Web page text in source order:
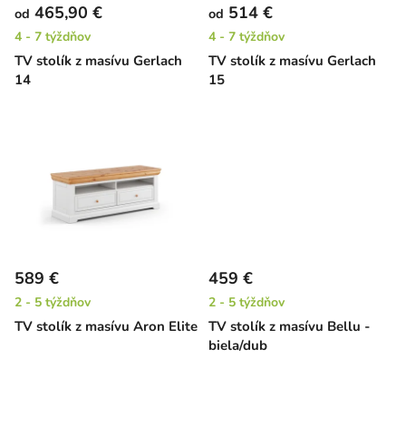
o
d
u
TV stolík z masívu Gerlach
14
od 465,90 €
4 - 7 týždňov
TV stolík z masívu Gerlach
15
od 514 €
4 - 7 týždňov
TV stolík z masívu Aron Elite
589 €
2 - 5 týždňov
TV stolík z masívu Bellu -
biela/dub
459 €
2 - 5 týždňov